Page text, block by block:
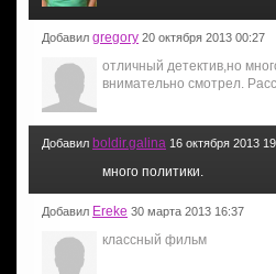
Добавил gregory 20 октября 2013 00:27
отличный детектив,но
внимательно смотрел.
Добавил boldir.galina 16 октября 2013
много политики.
Добавил Ereke 30 марта 2013 16:37
классный фильм